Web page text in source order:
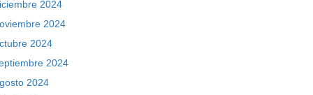
2024
2024
2024
2024
2024